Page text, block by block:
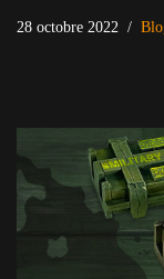
28 octobre 2022